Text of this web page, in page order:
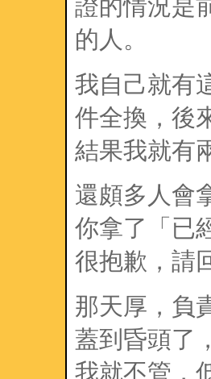
證的情況是
的人。
我自己就有
件全換，後
結果我就有
還頗多人會
你拿了「已
很抱歉，請
那天厚，負
蓋到昏頭了
我就不管，